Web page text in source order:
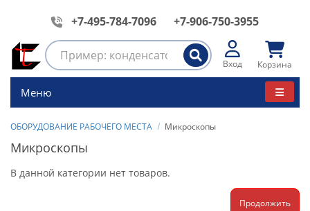
+7-495-784-7096 +7-906-750-3955
Вход Корзина
Меню
ОБОРУДОВАНИЕ РАБОЧЕГО МЕСТА Микроскопы
Микроскопы
В данной категории нет товаров.
Продолжить